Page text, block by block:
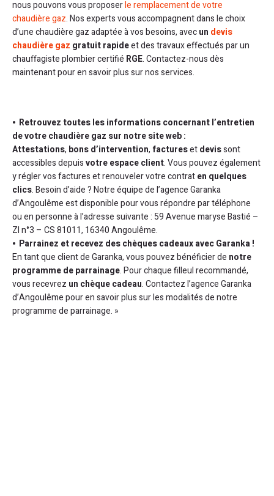
nous pouvons vous proposerle remplacement de votre
chaudière gaz. Nos experts vous accompagnent dans le choix
d’une chaudière gaz adaptée à vos besoins, avecun devis
chaudière gaz gratuit rapideet des travaux effectués par un
chauffagiste plombier certifié RGE. Contactez-nous dès
maintenant pour en savoir plus sur nos services.
Retrouvez toutes les informations concernant l’entretien
de votre chaudière gaz sur notre site web :
Attestations, bons d’intervention, facturesetdevissont
accessibles depuisvotre espace client. Vous pouvez également
y régler vos factures et renouveler votre contraten quelques
clics. Besoin d’aide ? Notre équipe de l’agence Garanka
d’Angoulême est disponible pour vous répondre par téléphone
ou en personne à l’adresse suivante : 59 Avenue maryse Bastié –
ZI n°3 – CS 81011, 16340 Angoulême.
Parrainez et recevez des chèques cadeaux avec Garanka !
En tant que client de Garanka, vous pouvez bénéficier de notre
programme de parrainage. Pour chaque filleul recommandé,
vous recevrez un chèque cadeau. Contactez l’agence Garanka
d’Angoulême pour en savoir plus sur les modalités de notre
programme de parrainage. »